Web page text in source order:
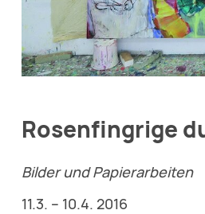
Rosenfingrige
Bilder und Papierarbeiten
11.3. – 10.4. 2016